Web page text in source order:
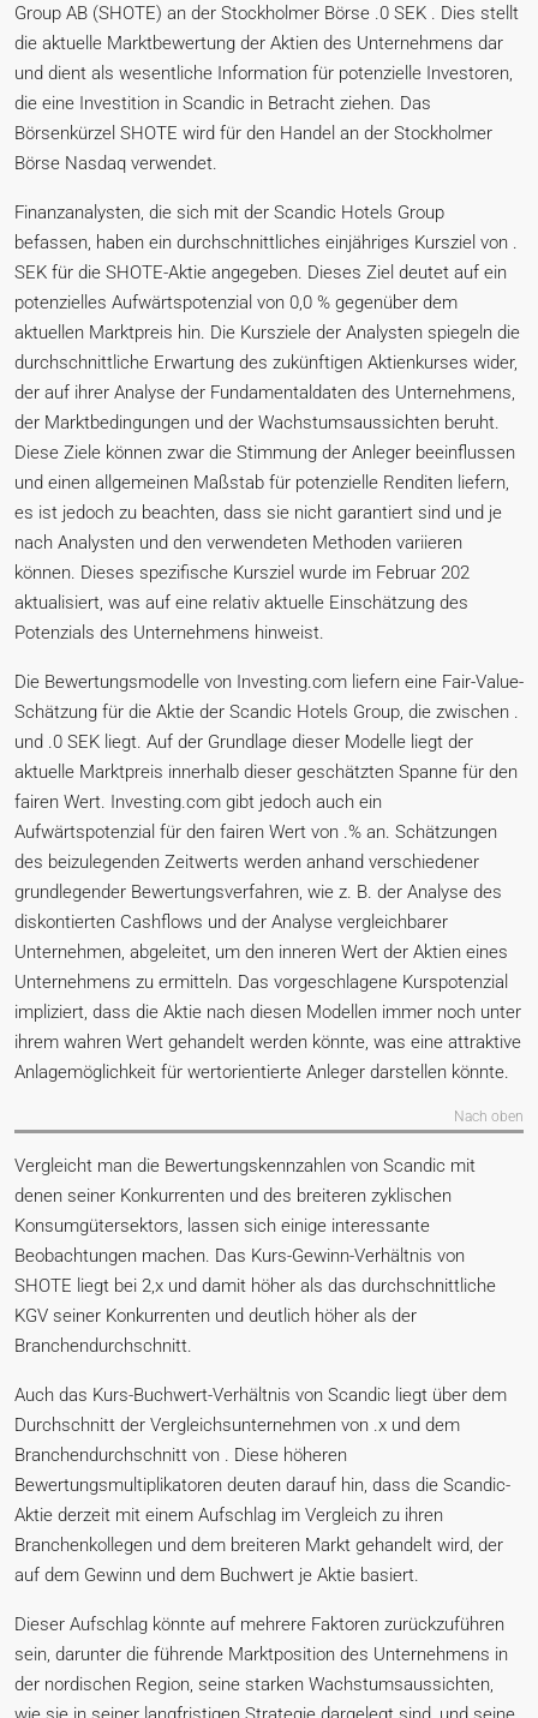
Group AB (SHOTE) an der Stockholmer Börse .0 SEK . Dies stellt
die aktuelle Marktbewertung der Aktien des Unternehmens dar
und dient als wesentliche Information für potenzielle Investoren,
die eine Investition in Scandic in Betracht ziehen. Das
Börsenkürzel SHOTE wird für den Handel an der Stockholmer
Börse Nasdaq verwendet.
Finanzanalysten, die sich mit der Scandic Hotels Group
befassen, haben ein durchschnittliches einjähriges Kursziel von .
SEK für die SHOTE-Aktie angegeben. Dieses Ziel deutet auf ein
potenzielles Aufwärtspotenzial von 0,0 % gegenüber dem
aktuellen Marktpreis hin. Die Kursziele der Analysten spiegeln die
durchschnittliche Erwartung des zukünftigen Aktienkurses wider,
der auf ihrer Analyse der Fundamentaldaten des Unternehmens,
der Marktbedingungen und der Wachstumsaussichten beruht.
Diese Ziele können zwar die Stimmung der Anleger beeinflussen
und einen allgemeinen Maßstab für potenzielle Renditen liefern,
es ist jedoch zu beachten, dass sie nicht garantiert sind und je
nach Analysten und den verwendeten Methoden variieren
können. Dieses spezifische Kursziel wurde im Februar 202
aktualisiert, was auf eine relativ aktuelle Einschätzung des
Potenzials des Unternehmens hinweist.
Die Bewertungsmodelle von Investing.com liefern eine Fair-Value-
Schätzung für die Aktie der Scandic Hotels Group, die zwischen .
und .0 SEK liegt. Auf der Grundlage dieser Modelle liegt der
aktuelle Marktpreis innerhalb dieser geschätzten Spanne für den
fairen Wert. Investing.com gibt jedoch auch ein
Aufwärtspotenzial für den fairen Wert von .% an. Schätzungen
des beizulegenden Zeitwerts werden anhand verschiedener
grundlegender Bewertungsverfahren, wie z. B. der Analyse des
diskontierten Cashflows und der Analyse vergleichbarer
Unternehmen, abgeleitet, um den inneren Wert der Aktien eines
Unternehmens zu ermitteln. Das vorgeschlagene Kurspotenzial
impliziert, dass die Aktie nach diesen Modellen immer noch unter
ihrem wahren Wert gehandelt werden könnte, was eine attraktive
Anlagemöglichkeit für wertorientierte Anleger darstellen könnte.
Nach oben
Vergleicht man die Bewertungskennzahlen von Scandic mit
denen seiner Konkurrenten und des breiteren zyklischen
Konsumgütersektors, lassen sich einige interessante
Beobachtungen machen. Das Kurs-Gewinn-Verhältnis von
SHOTE liegt bei 2,x und damit höher als das durchschnittliche
KGV seiner Konkurrenten und deutlich höher als der
Branchendurchschnitt.
Auch das Kurs-Buchwert-Verhältnis von Scandic liegt über dem
Durchschnitt der Vergleichsunternehmen von .x und dem
Branchendurchschnitt von . Diese höheren
Bewertungsmultiplikatoren deuten darauf hin, dass die Scandic-
Aktie derzeit mit einem Aufschlag im Vergleich zu ihren
Branchenkollegen und dem breiteren Markt gehandelt wird, der
auf dem Gewinn und dem Buchwert je Aktie basiert.
Dieser Aufschlag könnte auf mehrere Faktoren zurückzuführen
sein, darunter die führende Marktposition des Unternehmens in
der nordischen Region, seine starken Wachstumsaussichten,